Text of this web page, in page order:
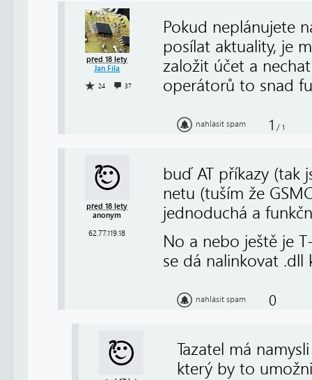
před 18 lety
Jan Fíla
24 37
Pokud neplánujete
posílat aktuality, je
založit účet a
operátorů to snad
nahlásit spam 1 / 1
před 18 lety
anonym
62.77.119.18
buď AT příkazy (tak
netu (tuším že
jednoduchá a
No a nebo ještě je
se dá nalinkovat .dll
nahlásit spam 0
Tazatel má
který by to